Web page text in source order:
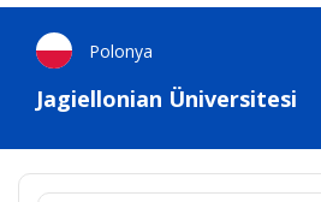
Polonya
Jagiellonian Üniversitesi